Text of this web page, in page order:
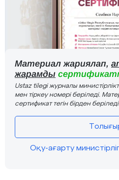
Материал жариялап,
жарамды
Ustaz tilegi журналы
мен тіркеу номері беріледі.
сертификат тегін бірден беріледі.
Оқу-ағарту